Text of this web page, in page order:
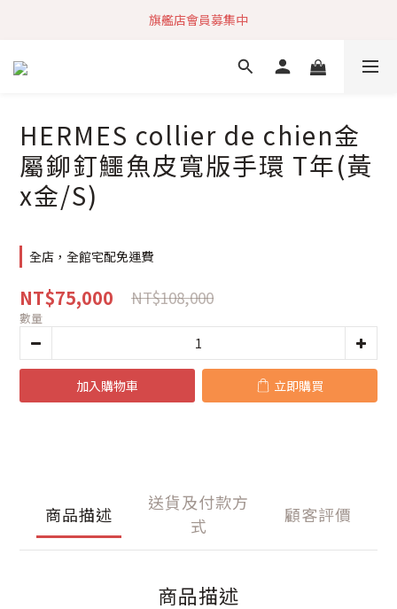
加入社群 獲取最新商品資訊
旗艦店會員募集中
快速到貨 最新商品 回饋點數無上限
HERMES collier de chien金
屬鉚釘鱷魚皮寬版手環 T年(黃
x金/S)
全店，全館宅配免運費
NT$75,000 NT$108,000
數量
加入購物車 立即購買
商品描述
送貨及付款方
式
顧客評價
商品描述